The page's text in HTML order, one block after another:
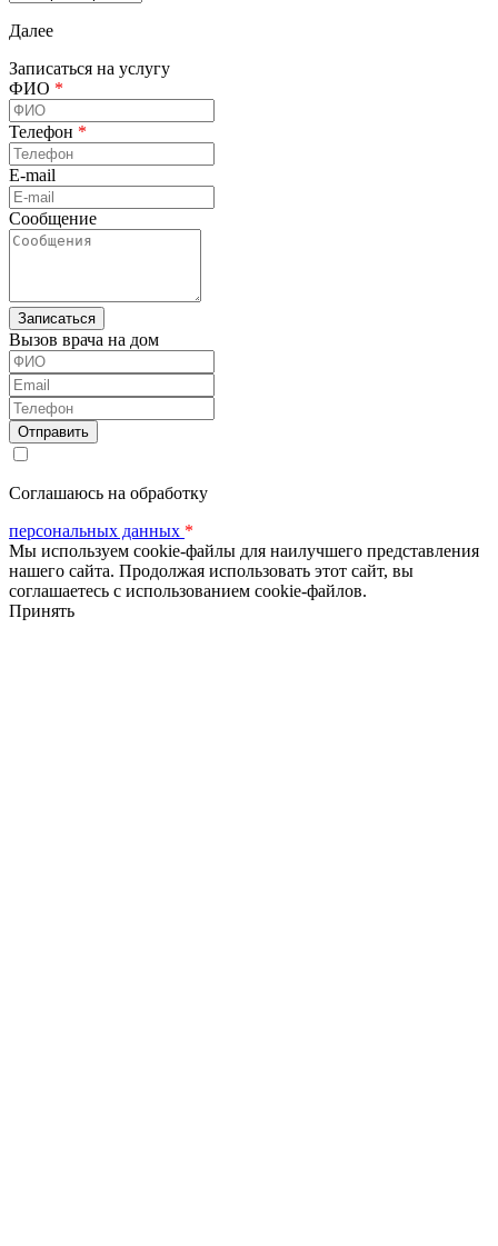
Далее
Записаться на услугу
ФИО *
Телефон *
E-mail
Сообщение
Вызов врача на дом
ФИО
Email
Телефон
Соглашаюсь на обработку
персональных данных *
Мы используем cookie-файлы для наилучшего представления
нашего сайта. Продолжая использовать этот сайт, вы
соглашаетесь с использованием cookie-файлов.
Принять